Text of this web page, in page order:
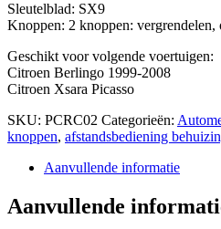
Sleutelblad: SX9
Knoppen: 2 knoppen: vergrendelen,
Geschikt voor volgende voertuigen:
Citroen Berlingo 1999-2008
Citroen Xsara Picasso
SKU: PCRC02 Categorieën:
knoppen, afstandsbediening
Aanvullende informatie
Aanvullende